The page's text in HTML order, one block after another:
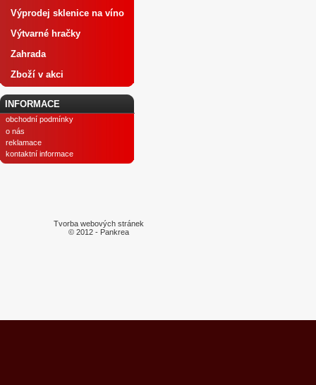
Výprodej sklenice na víno
Výtvarné hračky
Zahrada
Zboží v akci
INFORMACE
obchodní podmínky
o nás
reklamace
kontaktní informace
Tvorba webových stránek
© 2012 - Pankrea